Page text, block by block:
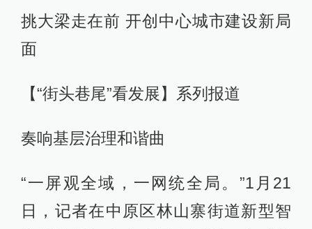
挑大梁走在前 开创中心城市建设新局
面
【“街头巷尾”看发展】系列报道
奏响基层治理和谐曲
“一屏观全域，一网统全局。”1月21
日，记者在中原区林山寨街道新型智